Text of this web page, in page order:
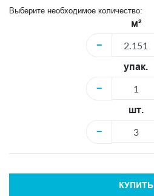
Выберите необходимое количество:
м²
−
упак.
−
шт.
−
КУПИТЬ